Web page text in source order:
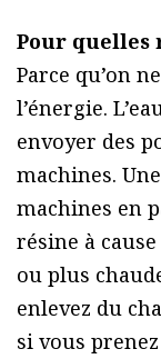
Pour quelles
Parce qu’on
l’énergie.
envoyer des
machines.
machines en
résine à
ou plus
enlevez du
si vous